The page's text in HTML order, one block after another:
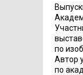
по
Автор
по